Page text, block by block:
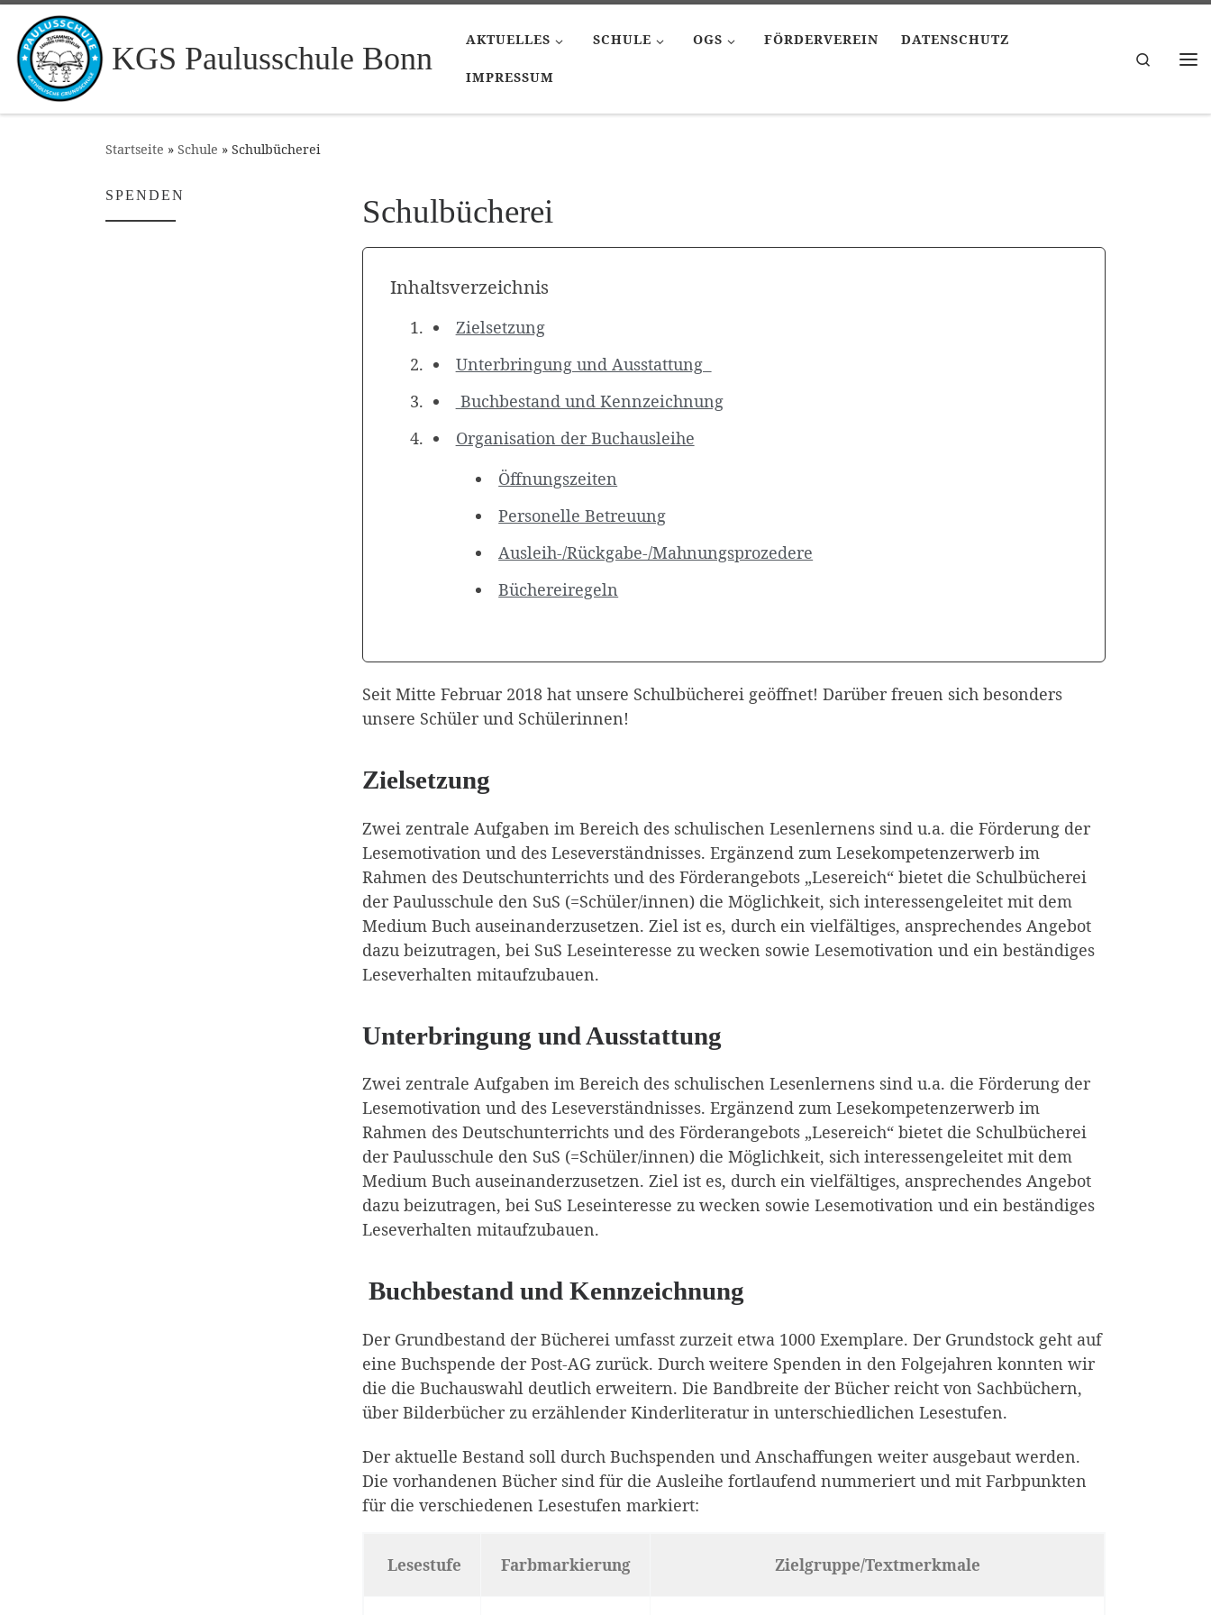
Zum Inhalt springen
KGS Paulusschule Bonn
AKTUELLES SCHULE OGS FÖRDERVEREIN DATENSCHUTZ
IMPRESSUM
Search
Startseite » Schule » Schulbücherei
Schulbücherei
Inhaltsverzeichnis
Zielsetzung
Unterbringung und Ausstattung
Buchbestand und Kennzeichnung
Organisation der Buchausleihe
Öffnungszeiten
Personelle Betreuung
Ausleih-/Rückgabe-/Mahnungsprozedere
Büchereiregeln
Seit Mitte Februar 2018 hat unsere Schulbücherei geöffnet! Darüber freuen sich besonders
unsere Schüler und Schülerinnen!
Zielsetzung
Zwei zentrale Aufgaben im Bereich des schulischen Lesenlernens sind u.a. die Förderung der
Lesemotivation und des Leseverständnisses. Ergänzend zum Lesekompetenzerwerb im
Rahmen des Deutschunterrichts und des Förderangebots „Lesereich“ bietet die Schulbücherei
der Paulusschule den SuS (=Schüler/innen) die Möglichkeit, sich interessengeleitet mit dem
Medium Buch auseinanderzusetzen. Ziel ist es, durch ein vielfältiges, ansprechendes Angebot
dazu beizutragen, bei SuS Leseinteresse zu wecken sowie Lesemotivation und ein beständiges
Leseverhalten mitaufzubauen.
Unterbringung und Ausstattung
Zwei zentrale Aufgaben im Bereich des schulischen Lesenlernens sind u.a. die Förderung der
Lesemotivation und des Leseverständnisses. Ergänzend zum Lesekompetenzerwerb im
Rahmen des Deutschunterrichts und des Förderangebots „Lesereich“ bietet die Schulbücherei
der Paulusschule den SuS (=Schüler/innen) die Möglichkeit, sich interessengeleitet mit dem
Medium Buch auseinanderzusetzen. Ziel ist es, durch ein vielfältiges, ansprechendes Angebot
dazu beizutragen, bei SuS Leseinteresse zu wecken sowie Lesemotivation und ein beständiges
Leseverhalten mitaufzubauen.
Buchbestand und Kennzeichnung
Der Grundbestand der Bücherei umfasst zurzeit etwa 1000 Exemplare. Der Grundstock geht auf
eine Buchspende der Post-AG zurück. Durch weitere Spenden in den Folgejahren konnten wir
die die Buchauswahl deutlich erweitern. Die Bandbreite der Bücher reicht von Sachbüchern,
über Bilderbücher zu erzählender Kinderliteratur in unterschiedlichen Lesestufen.
Der aktuelle Bestand soll durch Buchspenden und Anschaffungen weiter ausgebaut werden.
Die vorhandenen Bücher sind für die Ausleihe fortlaufend num­meriert und mit Farbpunkten
für die verschiedenen Lesestufen markiert:
Lesestufe Farbmarkierung Zielgruppe/Textmerkmale
SPENDEN